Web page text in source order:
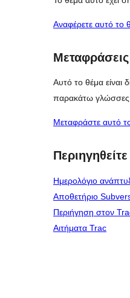
Αναφέρετε αυτό το
Μεταφράσεις
Αυτό το θέμα είναι
παρακάτω
Μεταφράστε αυτό
Ημερολόγιο
Αποθετήριο
Περιήγηση στον
Αιτήματα Trac